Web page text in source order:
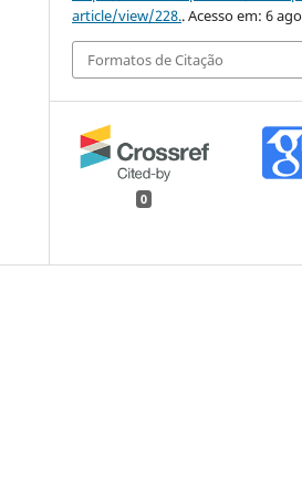
article/view/228.. Acesso em: 6
Formatos de Citação
0